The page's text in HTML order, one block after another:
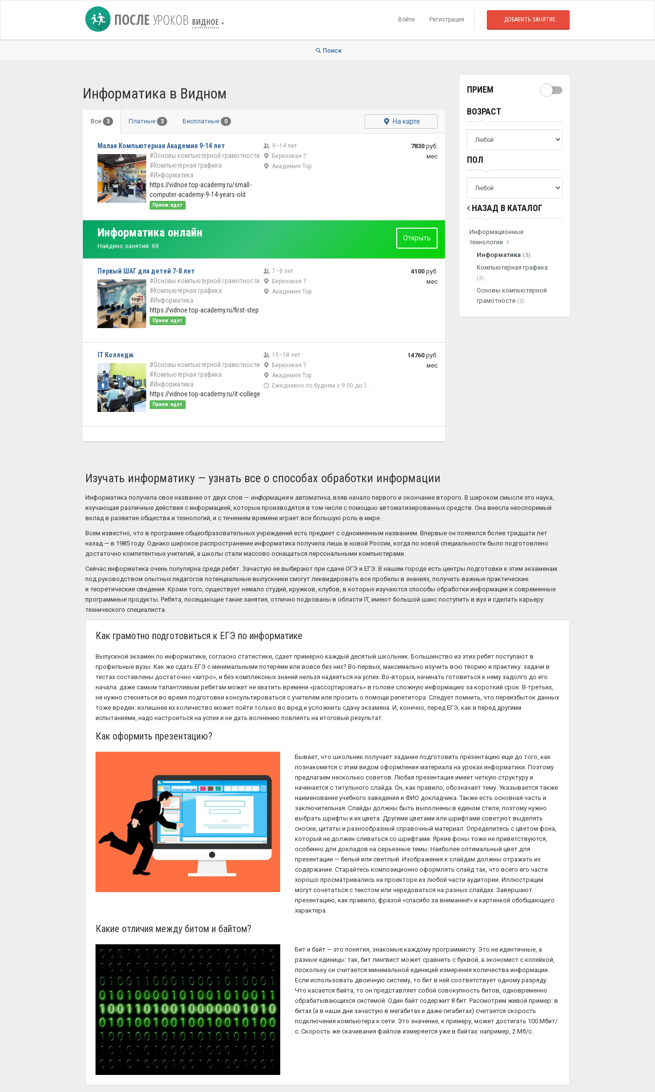
ПОСЛЕ УРОКОВ ВИДНОЕ ▼
Войти Регистрация ДОБАВИТЬ ЗАНЯТИЕ
Поиск
Информатика в Видном
Все 3 Платные 3 Бесплатные 0 На карте
Малая Компьютерная Академия 9-14 лет
#Основы компьютерной грамотности
#Компьютерная графика
#Информатика
https://vidnoe.top-academy.ru/small-
computer-academy-9-14-years-old
Прием: идет
9–14 лет
Березовая 7
Академия Тор
7830руб.
мес
Информатика онлайн
Найдено занятий: 69
Открыть
Первый ШАГ для детей 7-8 лет
#Основы компьютерной грамотности
#Компьютерная графика
#Информатика
https://vidnoe.top-academy.ru/first-step
Прием: идет
7–8 лет
Березовая 7
Академия Тор
4100руб.
мес
IT Колледж
#Основы компьютерной грамотности
#Компьютерная графика
#Информатика
https://vidnoe.top-academy.ru/it-college
Прием: идет
15–18 лет
Березовая 7
Академия Тор
Ежедневно по будням с 9:00 до 15:00
14760руб.
мес
ПРИЕМ
ВОЗРАСТ
ПОЛ
НАЗАД В КАТАЛОГ
Информационные
технологии 3
Информатика (3)
Компьютерная графика
(3)
Основы компьютерной
грамотности (3)
Изучать информатику — узнать все о способах обработки информации
Информатика получила свое название от двух слов — информацияи автоматика, взяв начало первого и окончание второго. В широком смысле это наука,
изучающая различные действия с информацией, которые производятся в том числе с помощью автоматизированных средств. Она внесла неоспоримый
вклад в развитие общества и технологий, и с течением времени играет все большую роль в мире.
Всем известно, что в программе общеобразовательных учреждений есть предмет с одноименным названием. Впервые он появился более тридцати лет
назад — в 1985 году. Однако широкое распространение информатика получила лишь в новой России, когда по новой специальности было подготовлено
достаточно компетентных учителей, а школы стали массово оснащаться персональными компьютерами.
Сейчас информатика очень популярна среди ребят. Зачастую ее выбирают при сдаче ОГЭ и ЕГЭ. В нашем городе есть центры подготовки к этим экзаменам:
под руководством опытных педагогов потенциальные выпускники смогут ликвидировать все пробелы в знаниях, получить важные практические
и теоретические сведения. Кроме того, существует немало студий, кружков, клубов, в которых изучаются способы обработки информации и современные
программные продукты. Ребята, посещающие такие занятия, отлично подкованы в области IT, имеют большой шанс поступить в вуз и сделать карьеру
технического специалиста.
Как грамотно подготовиться к ЕГЭ по информатике
Выпускной экзамен по информатике, согласно статистике, сдает примерно каждый десятый школьник. Большинство из этих ребят поступают в
профильные вузы. Как же сдать ЕГЭ с минимальными потерями или вовсе без них? Во-первых, максимально изучить всю теорию и практику: задачи в
тестах составлены достаточно «хитро», и без комплексных знаний нельзя надеяться на успех. Во-вторых, начинать готовиться к нему задолго до его
начала: даже самым талантливым ребятам может не хватить времени «рассортировать» в голове сложную информацию за короткий срок. В-третьих,
не нужно стесняться во время подготовки консультироваться с учителем или просить о помощи репетитора. Следует помнить, что переизбыток данных
тоже вреден: излишнее их количество может пойти только во вред и усложнить сдачу экзамена. И, конечно, перед ЕГЭ, как и перед другими
испытаниями, надо настроиться на успех и не дать волнению повлиять на итоговый результат.
Как оформить презентацию?
Бывает, что школьник получает задание подготовить презентацию еще до того, как
познакомится с этим видом оформления материала на уроках информатики. Поэтому
предлагаем несколько советов. Любая презентация имеет четкую структуру и
начинается с титульного слайда. Он, как правило, обозначает тему. Указывается также
наименование учебного заведения и ФИО докладчика. Также есть основная часть и
заключительная. Слайды должны быть выполнены в едином стиле, поэтому нужно
выбрать шрифты и их цвета. Другими цветами или шрифтами советуют выделять
сноски, цитаты и разнообразный справочный материал. Определитесь с цветом фона,
который не должен сливаться со шрифтами. Яркие фоны тоже не приветствуются,
особенно для докладов на серьезные темы. Наиболее оптимальный цвет для
презентации — белый или светлый. Изображения к слайдам должны отражать их
содержание. Старайтесь композиционно оформлять слайд так, что всего его части
хорошо просматривались на проекторе из любой части аудитории. Иллюстрации
могут сочетаться с текстом или чередоваться на разных слайдах. Завершают
презентацию, как правило, фразой «спасибо за внимание!» и картинкой обобщающего
характера.
Какие отличия между битом и байтом?
Бит и байт — это понятия, знакомые каждому программисту. Это не идентичные, а
разные единицы: так, бит лингвист может сравнить с буквой, а экономист с копейкой,
поскольку он считается минимальной единицей измерения количества информации.
Если использовать двоичную систему, то бит в ней соответствует одному разряду.
Что касается байта, то он представляет собой совокупность битов, одновременно
обрабатывающихся системой. Один байт содержит 8 бит. Рассмотрим живой пример: в
битах (а в наши дни зачастую в мегабитах и даже гигабитах) считается скорость
подключения компьютера к сети. Это значение, к примеру, может достигать 100 Мбит/
с. Скорость же скачивания файлов измеряется уже в байтах: например, 2 Мб/с.